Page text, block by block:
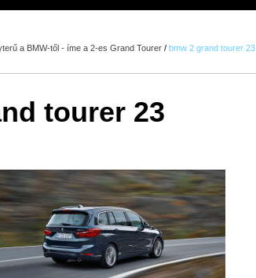
a BMW-től - íme a 2-es Grand Tourer / bmw 2 grand tourer 23
tourer 23